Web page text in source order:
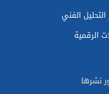
الفني
الرقمية
نشرها